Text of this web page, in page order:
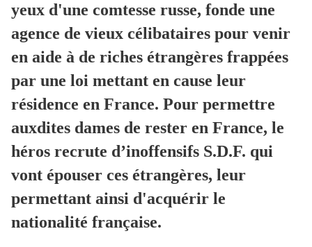
yeux d'une comtesse russe, fonde une
agence de vieux célibataires pour venir
en aide à de riches étrangères frappées
par une loi mettant en cause leur
résidence en France. Pour permettre
auxdites dames de rester en France, le
héros recrute d’inoffensifs S.D.F. qui
vont épouser ces étrangères, leur
permettant ainsi d'acquérir le
nationalité française.